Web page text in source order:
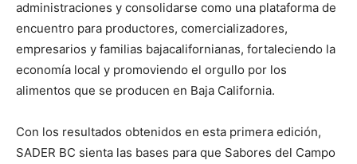
administraciones y consolidarse como una plataforma de
encuentro para productores, comercializadores,
empresarios y familias bajacalifornianas, fortaleciendo la
economía local y promoviendo el orgullo por los
alimentos que se producen en Baja California.
Con los resultados obtenidos en esta primera edición,
SADER BC sienta las bases para que Sabores del Campo